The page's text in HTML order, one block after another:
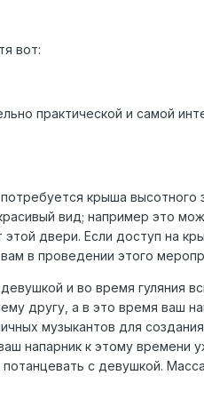
вот:
практической и самой
крыша
вид; например это
двери. Если доступ на
в проведении этого
и во время гуляния
другу, а в это время ваш
музыкантов для
напарник к этому времени
с девушкой.